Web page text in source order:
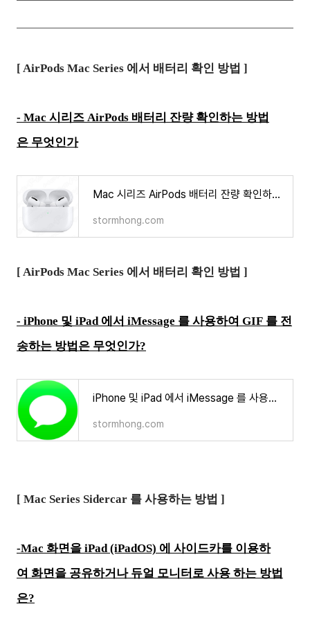
[ AirPods Mac Series 에서 배터리 확인 방법 ]
- Mac 시리즈 AirPods 배터리 잔량 확인하는 방법
은 무엇인가
Mac 시리즈 AirPods 배터리 잔량 확인하는 방법은 무엇인가
stormhong.com
[ AirPods Mac Series 에서 배터리 확인 방법 ]
- iPhone 및 iPad 에서 iMessage 를 사용하여 GIF 를 전
송하는 방법은 무엇인가?
iPhone 및 iPad 에서 iMessage 를 사용하여 GIF 를 전송하는 방법은 무엇인가?
stormhong.com
[ Mac Series Sidercar 를 사용하는 방법 ]
-Mac 화면을 iPad (iPadOS) 에 사이드카를 이용하
여 화면을 공유하거나 듀얼 모니터로 사용 하는 방법
은?